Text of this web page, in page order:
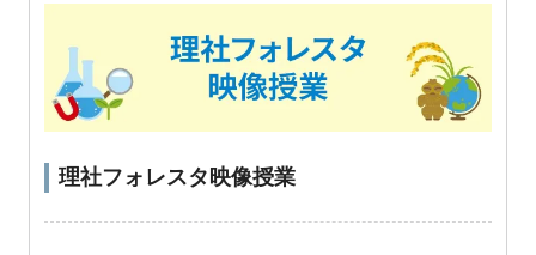
理社フォレスタ映像授業